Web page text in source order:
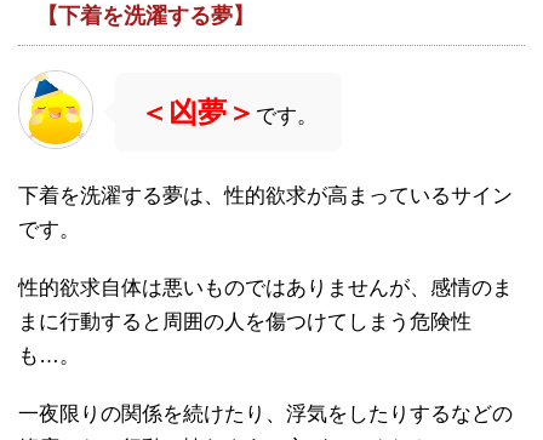
【下着を洗濯する夢】
＜凶夢＞ です。
下着を洗濯する夢は、性的欲求が高まっているサイン
です。
性的欲求自体は悪いものではありませんが、感情のま
まに行動すると周囲の人を傷つけてしまう危険性
も…。
一夜限りの関係を続けたり、浮気をしたりするなどの